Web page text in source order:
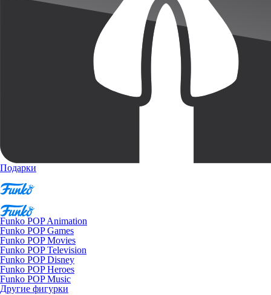
Подарки
Funko POP Animation
Funko POP Games
Funko POP Movies
Funko POP Television
Funko POP Disney
Funko POP Heroes
Funko POP Music
Другие фигурки